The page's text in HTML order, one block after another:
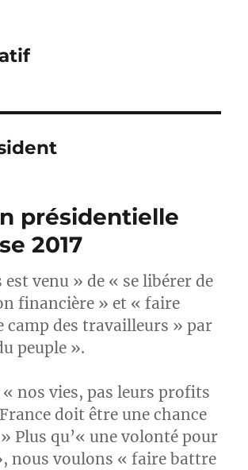
présidentielle
2017
est venu‎ » de « se libérer de
financière » et « faire
camp des travailleurs » par
peuple ».
« nos vies, pas leurs profits
doit être une chance
Plus qu’« une volonté pour
nous voulons « faire battre